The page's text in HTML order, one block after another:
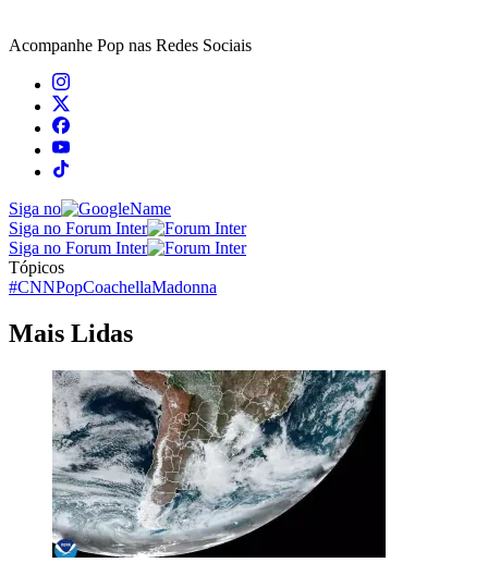
Acompanhe Pop nas Redes Sociais
Siga no
Siga no Forum Inter
Siga no Forum Inter
Tópicos
#CNNPopCoachellaMadonna
Mais Lidas